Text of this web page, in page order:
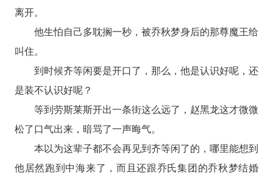
离开。
他生怕自己多耽搁一秒，被乔秋梦身后的那尊魔王给
叫住。
到时候齐等闲要是开口了，那么，他是认识好呢，还
是装不认识好呢？
等到劳斯莱斯开出一条街这么远了，赵黑龙这才微微
松了口气出来，暗骂了一声晦气。
本以为这辈子都不会再见到齐等闲了的，哪里能想到
他居然跑到中海来了，而且还跟乔氏集团的乔秋梦结婚